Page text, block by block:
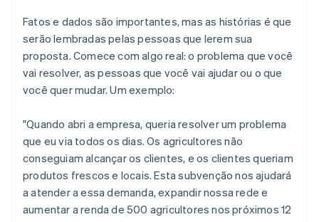
Fatos e dados são importantes, mas as histórias é que
serão lembradas pelas pessoas que lerem sua
proposta. Comece com algo real: o problema que você
vai resolver, as pessoas que você vai ajudar ou o que
você quer mudar. Um exemplo:
"Quando abri a empresa, queria resolver um problema
que eu via todos os dias. Os agricultores não
conseguiam alcançar os clientes, e os clientes queriam
produtos frescos e locais. Esta subvenção nos ajudará
a atender a essa demanda, expandir nossa rede e
aumentar a renda de 500 agricultores nos próximos 12